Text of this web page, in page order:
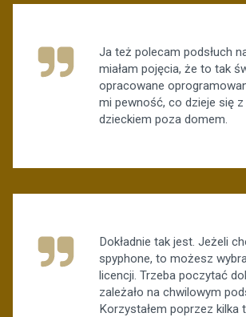
Ja też polecam podsłuch
miałam pojęcia, że to tak
opracowane
mi pewność, co dzieje się
dzieckiem poza domem.
Dokładnie tak jest. Jeżeli
spyphone, to możesz
licencji. Trzeba poczytać
zależało na chwilowym
Korzystałem poprzez kilka